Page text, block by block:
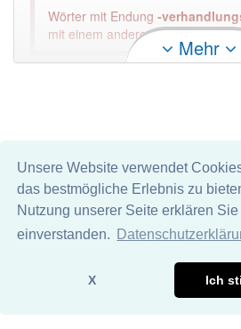
Unsere Website verwendet
das bestmögliche Erlebnis zu
Nutzung unserer Seite erklären
einverstanden.
X Ich
Wörter mit Endung -
mit einem anderen Artikel: -1
Mehr
Wir übernehmen keine Garantie und
Richtigkeit und Vollständigkeit dieser